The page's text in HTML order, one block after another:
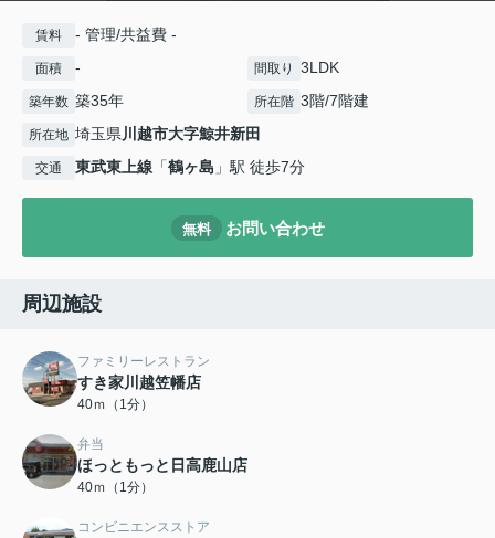
賃料 - 管理/共益費 -
面積 - 間取り 3LDK
築年数 築35年 所在階 3階/7階建
所在地 埼玉県川越市大字鯨井新田
交通 東武東上線 「鶴ヶ島 」駅 徒歩7分
無料 お問い合わせ
周辺施設
ファミリーレストラン
すき家川越笠幡店
40ｍ（1分）
弁当
ほっともっと日高鹿山店
40ｍ（1分）
コンビニエンスストア